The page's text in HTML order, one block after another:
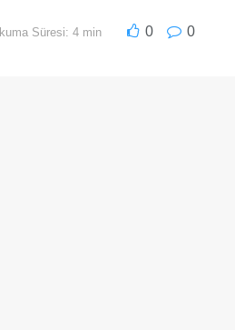
Süresi: 4 min 0 0